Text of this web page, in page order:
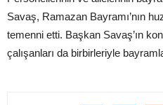
Savaş, Ramazan Bayramı’nın
temenni etti. Başkan Savaş’ın
çalışanları da birbirleriyle